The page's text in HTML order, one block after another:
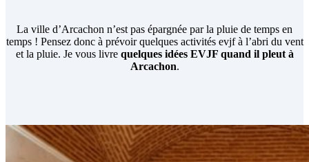
La ville d’Arcachon n’est pas épargnée par la pluie de temps en
temps ! Pensez donc à prévoir quelques activités evjf à l’abri du vent
et la pluie. Je vous livre quelques idées EVJF quand il pleut à
Arcachon.